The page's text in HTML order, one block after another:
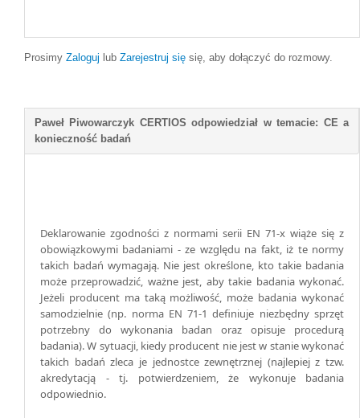
Prosimy Zaloguj lub Zarejestruj się się, aby dołączyć do rozmowy.
Deklarowanie zgodności z normami serii EN 71-x wiąże się z
obowiązkowymi badaniami - ze względu na fakt, iż te normy
takich badań wymagają. Nie jest określone, kto takie badania
może przeprowadzić, ważne jest, aby takie badania wykonać.
Jeżeli producent ma taką możliwość, może badania wykonać
samodzielnie (np. norma EN 71-1 definiuje niezbędny sprzęt
potrzebny do wykonania badan oraz opisuje procedurą
badania). W sytuacji, kiedy producent nie jest w stanie wykonać
takich badań zleca je jednostce zewnętrznej (najlepiej z tzw.
akredytacją - tj. potwierdzeniem, że wykonuje badania
odpowiednio.